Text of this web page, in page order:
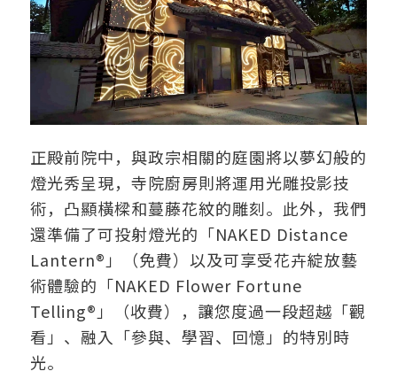
正殿前院中，與政宗相關的庭園將以夢幻般的
燈光秀呈現，寺院廚房則將運用光雕投影技
術，凸顯橫樑和蔓藤花紋的雕刻。此外，我們
還準備了可投射燈光的「NAKED Distance
Lantern®」（免費）以及可享受花卉綻放藝
術體驗的「NAKED Flower Fortune
Telling®」（收費），讓您度過一段超越「觀
看」、融入「參與、學習、回憶」的特別時
光。